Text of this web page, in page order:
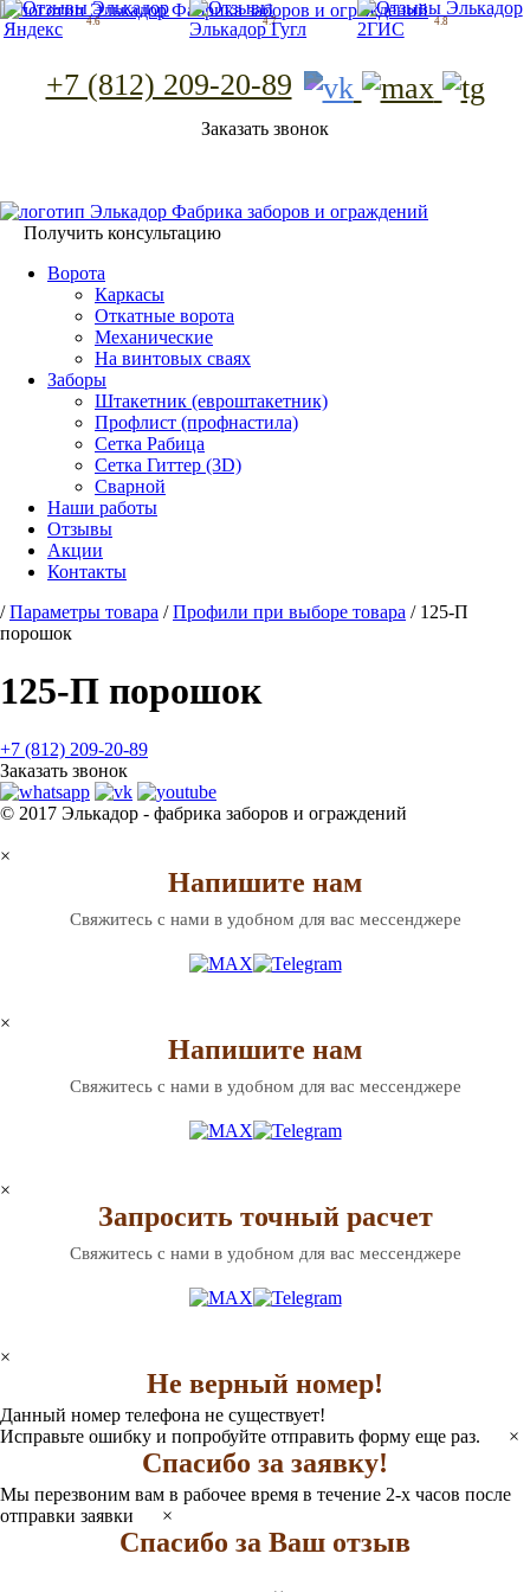
Фабрика заборов и ограждений
4.6 4.7 4.8
+7 (812) 209-20-89
Заказать звонок
Фабрика заборов и ограждений
Получить консультацию
Ворота
Каркасы
Откатные ворота
Механические
На винтовых сваях
Заборы
Штакетник (евроштакетник)
Профлист (профнастила)
Сетка Рабица
Сетка Гиттер (3D)
Сварной
Наши работы
Отзывы
Акции
Контакты
/ Параметры товара / Профили при выборе товара / 125-П
порошок
125-П порошок
+7 (812) 209-20-89
Заказать звонок
© 2017 Элькадор - фабрика заборов и ограждений
×
Напишите нам
Свяжитесь с нами в удобном для вас мессенджере
×
Напишите нам
Свяжитесь с нами в удобном для вас мессенджере
×
Запросить точный расчет
Свяжитесь с нами в удобном для вас мессенджере
×
Не верный номер!
Данный номер телефона не существует!
Исправьте ошибку и попробуйте отправить форму еще раз.
×
Спасибо за заявку!
Мы перезвоним вам в рабочее время в течение 2-х часов после
отправки заявки
×
Спасибо за Ваш отзыв